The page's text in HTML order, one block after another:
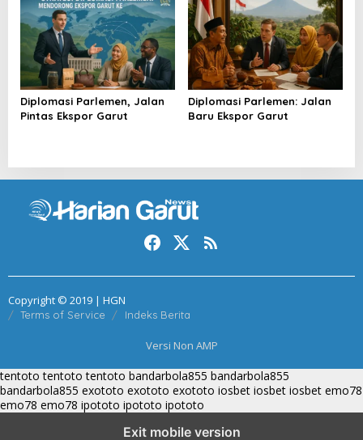
Diplomasi Parlemen, Jalan
Pintas Ekspor Garut
Diplomasi Parlemen: Jalan
Baru Ekspor Garut
Copyright © 2019 | HGN
Terms of Service Indeks Berita
Versi Non AMP
tentoto tentoto tentoto bandarbola855 bandarbola855
bandarbola855 exototo exototo exototo iosbet iosbet iosbet emo78
emo78 emo78 ipototo ipototo ipototo
Exit mobile version